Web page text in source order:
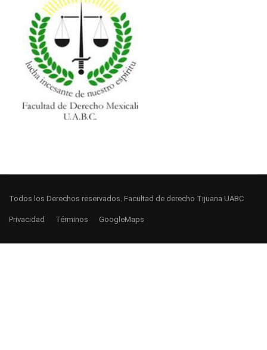
Todos los Derechos reservados. Facultad de derecho Tijuana UABC
Privacidad Términos GoogleMaps